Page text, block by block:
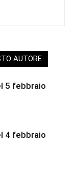
AUTORE
5 febbraio
4 febbraio